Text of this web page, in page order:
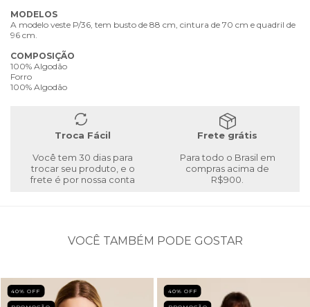
MODELOS
A modelo veste P/36, tem busto de 88 cm, cintura de 70 cm e quadril de
96 cm.
COMPOSIÇÃO
100% Algodão
Forro
100% Algodão
Troca Fácil
Você tem 30 dias para
trocar seu produto, e o
frete é por nossa conta
Frete grátis
Para todo o Brasil em
compras acima de
R$900.
VOCÊ TAMBÉM PODE GOSTAR
40% OFF 40% OFF